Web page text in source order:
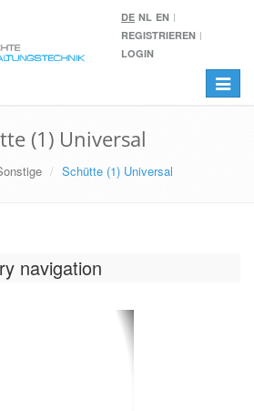
DE NL EN
REGISTRIEREN
LOGIN
Toggle
(1) Universal
Schütte (1) Universal
navigation